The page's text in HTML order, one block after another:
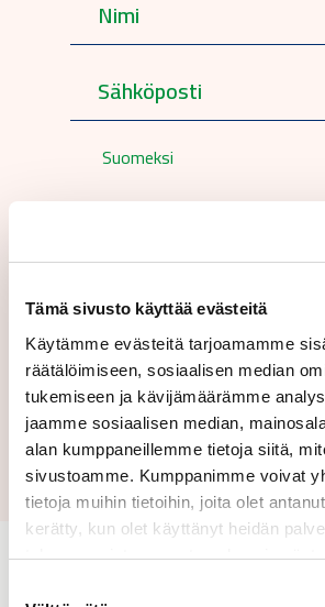
Tämä sivusto käyttää evästeitä
Käytämme evästeitä tarjoamamme
räätälöimiseen, sosiaalisen median
tukemiseen ja kävijämäärämme
jaamme sosiaalisen median,
alan kumppaneillemme tietoja siitä,
sivustoamme. Kumppanimme voivat
tietoja muihin tietoihin, joita olet
kerätty, kun olet käyttänyt heidän
tahansa poistaa suostumuksesi
Suomeksi
Lähettämällä tämän
käyttöehtomme.
Lähetä